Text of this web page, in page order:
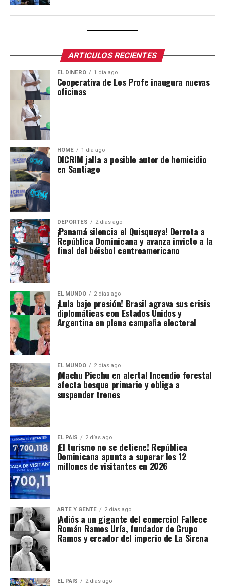
ARTICULOS RECIENTES
EL DINERO 1 día ago
Cooperativa de Los Profe inaugura nuevas
oficinas
HOME 1 día ago
DICRIM jalla a posible autor de homicidio
en Santiago
DEPORTES 2 días ago
¡Panamá silencia el Quisqueya! Derrota a
República Dominicana y avanza invicto a la
final del béisbol centroamericano
EL MUNDO 2 días ago
¡Lula bajo presión! Brasil agrava sus crisis
diplomáticas con Estados Unidos y
Argentina en plena campaña electoral
EL MUNDO 2 días ago
¡Machu Picchu en alerta! Incendio forestal
afecta bosque primario y obliga a
suspender trenes
EL PAIS 2 días ago
¡El turismo no se detiene! República
Dominicana apunta a superar los 12
millones de visitantes en 2026
ARTE Y GENTE 2 días ago
¡Adiós a un gigante del comercio! Fallece
Román Ramos Uría, fundador de Grupo
Ramos y creador del imperio de La Sirena
EL PAIS 2 días ago